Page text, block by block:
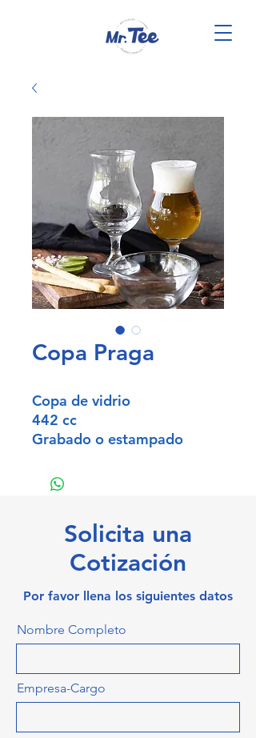
Copa Praga
Copa de vidrio
442 cc
Grabado o estampado
Solicita una
Cotización
Por favor llena los siguientes datos
Nombre Completo
Empresa-Cargo